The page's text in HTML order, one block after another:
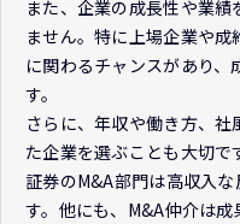
また、企業の成長性や業
ません。特に上場企業や
に関わるチャンスがあり
す。
さらに、年収や働き方、
た企業を選ぶことも大切
証券のM&A部門は高収入
す。他にも、M&A仲介は